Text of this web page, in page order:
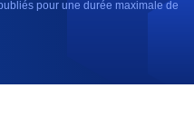
pour une durée maximale de